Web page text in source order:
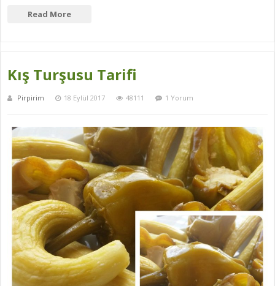
Read More
Kış Turşusu Tarifi
Pirpirim 18 Eylül 2017 48111 1 Yorum